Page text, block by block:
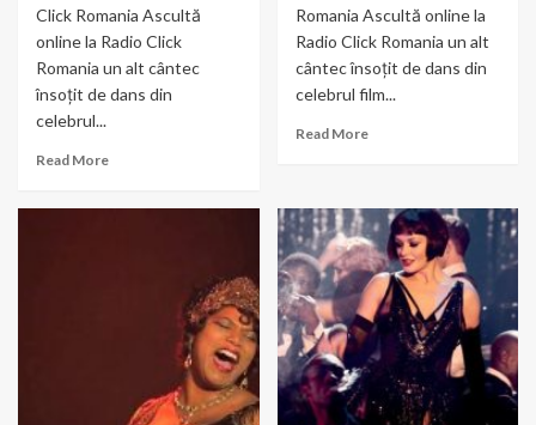
Click Romania Ascultă
online la Radio Click
Romania un alt cântec
însoțit de dans din
celebrul...
Read MoreRead
Romania Ascultă online la
Radio Click Romania un alt
cântec însoțit de dans din
celebrul film...
Read MoreRead
We
Both
Reached
for
the
Gun